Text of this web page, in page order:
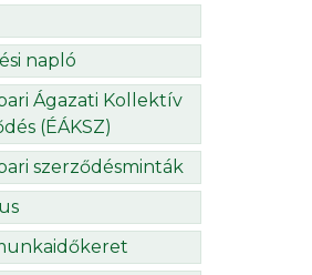
napló
Ágazati Kollektív
(ÉÁKSZ)
szerződésminták